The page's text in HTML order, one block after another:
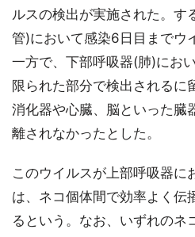
ルスの検出が実施された。す
管)において感染6日目までウ
一方で、下部呼吸器(肺)にお
限られた部分で検出されるに
消化器や心臓、脳といった臓
離されなかったとした。
このウイルスが上部呼吸器に
は、ネコ個体間で効率よく伝
るという。なお、いずれのネ